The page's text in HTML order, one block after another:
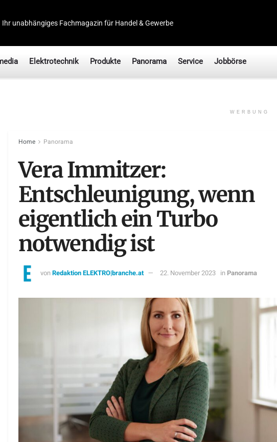
Ihr unabhängiges Fachmagazin für Handel & Gewerbe
Elektrotechnik Produkte Panorama Service Jobbörse
WERBUNG
Home Panorama
Vera Immitzer:
Entschleunigung, wenn
eigentlich ein Turbo
notwendig ist
vonRedaktion ELEKTRO|branche.at 22. November 2023 in Panorama